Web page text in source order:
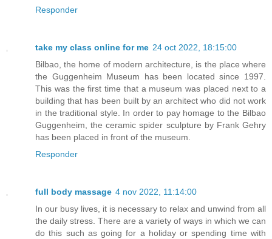
Responder
take my class online for me 24 oct 2022, 18:15:00
Bilbao, the home of modern architecture, is the place where
the Guggenheim Museum has been located since 1997.
This was the first time that a museum was placed next to a
building that has been built by an architect who did not work
in the traditional style. In order to pay homage to the Bilbao
Guggenheim, the ceramic spider sculpture by Frank Gehry
has been placed in front of the museum.
Responder
full body massage 4 nov 2022, 11:14:00
In our busy lives, it is necessary to relax and unwind from all
the daily stress. There are a variety of ways in which we can
do this such as going for a holiday or spending time with